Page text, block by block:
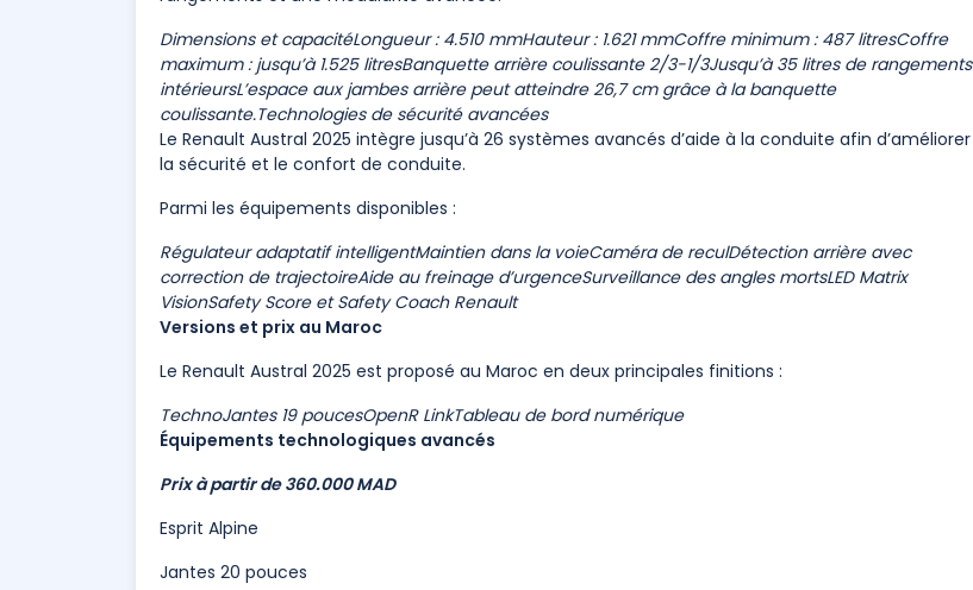
Dimensions et capacitéLongueur : 4.510 mmHauteur : 1.621 mmCoffre minimum : 487 litresCoffre
maximum : jusqu’à 1.525 litresBanquette arrière coulissante 2/3-1/3Jusqu’à 35 litres de rangements
intérieursL’espace aux jambes arrière peut atteindre 26,7 cm grâce à la banquette
coulissante.Technologies de sécurité avancées
Le Renault Austral 2025 intègre jusqu’à 26 systèmes avancés d’aide à la conduite afin d’améliorer
la sécurité et le confort de conduite.
Parmi les équipements disponibles :
Régulateur adaptatif intelligentMaintien dans la voieCaméra de reculDétection arrière avec
correction de trajectoireAide au freinage d’urgenceSurveillance des angles mortsLED Matrix
VisionSafety Score et Safety Coach Renault
Versions et prix au Maroc
Le Renault Austral 2025 est proposé au Maroc en deux principales finitions :
TechnoJantes 19 poucesOpenR LinkTableau de bord numérique
Équipements technologiques avancés
Prix à partir de 360.000 MAD
Esprit Alpine
Jantes 20 pouces